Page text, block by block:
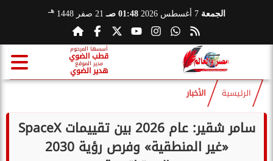
الجمعة 7 أغسطس 2026 01:48 صـ 21 صفر 1448 هـ
أسسها المرحوم
قطب الضوي
مدير الموقع
هدير الضوي
الرئيسية الأخبار
سامر شقير: عام 2026 بين تقييمات SpaceX
«غير المنطقية» وفرص رؤية 2030